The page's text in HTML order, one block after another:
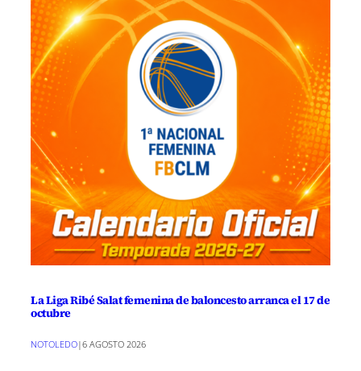
La Liga Ribé Salat femenina de baloncesto arranca el 17 de
octubre
NOTOLEDO|6 AGOSTO 2026